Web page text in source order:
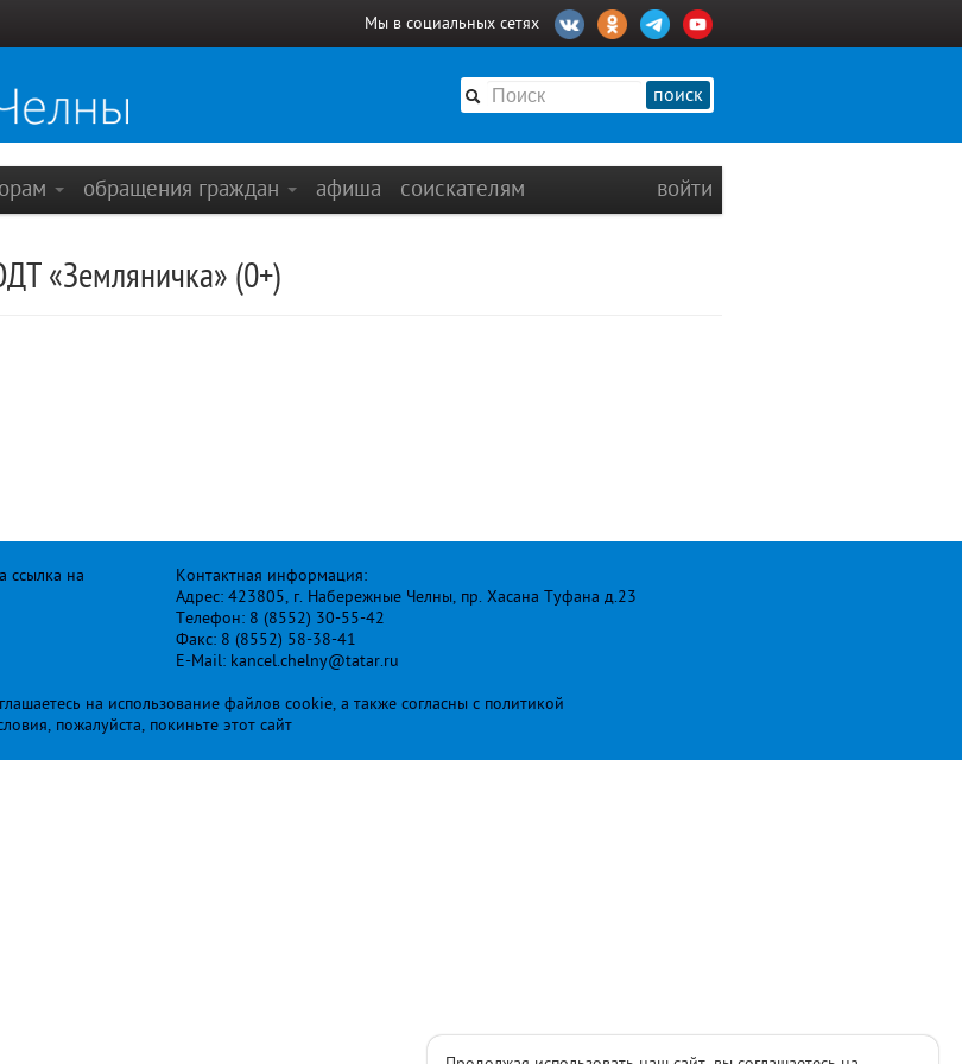
Мы в социальных сетях
поиск
обращения граждан афиша соискателям войти
«Земляничка» (0+)
ссылка на
Контактная информация:
Адрес: 423805, г. Набережные Челны, пр. Хасана Туфана д.23
Телефон: 8 (8552) 30-55-42
Факс: 8 (8552) 58-38-41
E-Mail: kancel.chelny@tatar.ru
на использование файлов cookie, а также согласны с политикой
пожалуйста, покиньте этот сайт